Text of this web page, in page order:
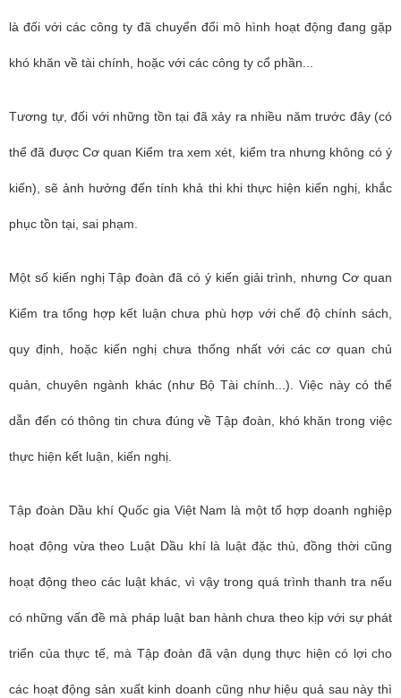
là đối với các công ty đã chuyển đổi mô hình hoạt động đang gặp
khó khăn về tài chính, hoặc với các công ty cổ phần...
Tương tự, đối với những tồn tại đã xảy ra nhiều năm trước đây (có
thể đã được Cơ quan Kiểm tra xem xét, kiểm tra nhưng không có ý
kiến), sẽ ảnh hưởng đến tính khả thi khi thực hiện kiến nghị, khắc
phục tồn tại, sai phạm.
Một số kiến nghị Tập đoàn đã có ý kiến giải trình, nhưng Cơ quan
Kiểm tra tổng hợp kết luận chưa phù hợp với chế độ chính sách,
quy định, hoặc kiến nghị chưa thống nhất với các cơ quan chủ
quản, chuyên ngành khác (như Bộ Tài chính...). Việc này có thể
dẫn đến có thông tin chưa đúng về Tập đoàn, khó khăn trong việc
thực hiện kết luận, kiến nghị.
Tập đoàn Dầu khí Quốc gia Việt Nam là một tổ hợp doanh nghiệp
hoạt động vừa theo Luật Dầu khí là luật đặc thù, đồng thời cũng
hoạt động theo các luật khác, vì vậy trong quá trình thanh tra nếu
có những vấn đề mà pháp luật ban hành chưa theo kịp với sự phát
triển của thực tế, mà Tập đoàn đã vận dụng thực hiện có lợi cho
các hoạt động sản xuất kinh doanh cũng như hiệu quả sau này thì